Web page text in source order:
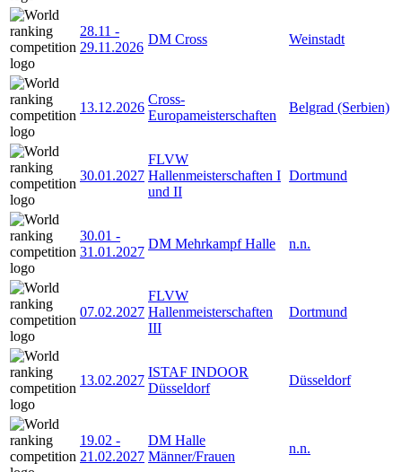
28.11 -
29.11.2026
DM Cross Weinstadt
13.12.2026
Cross-
Europameisterschaften
Belgrad (Serbien)
30.01.2027
FLVW
Hallenmeisterschaften I
und II
Dortmund
30.01 -
31.01.2027
DM Mehrkampf Halle n.n.
07.02.2027
FLVW
Hallenmeisterschaften
III
Dortmund
13.02.2027
ISTAF INDOOR
Düsseldorf
Düsseldorf
19.02 -
21.02.2027
DM Halle
Männer/Frauen
n.n.